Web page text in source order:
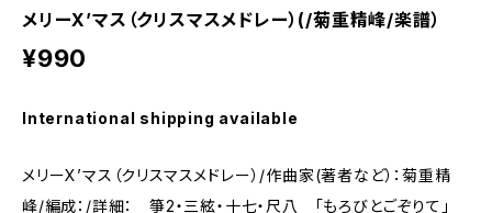
メリーX’マス（クリスマスメドレー）(/菊重精峰/楽譜）
¥990
International shipping available
メリーX’マス（クリスマスメドレー）/作曲家(著者など）：菊重精
峰/編成：/詳細： 箏2・三絃・十七・尺八 「もろびとごぞりて」